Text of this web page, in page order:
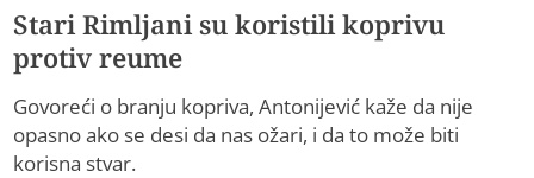
Stari Rimljani su koristili koprivu
protiv reume
Govoreći o branju kopriva, Antonijević kaže da nije
opasno ako se desi da nas ožari, i da to može biti
korisna stvar.